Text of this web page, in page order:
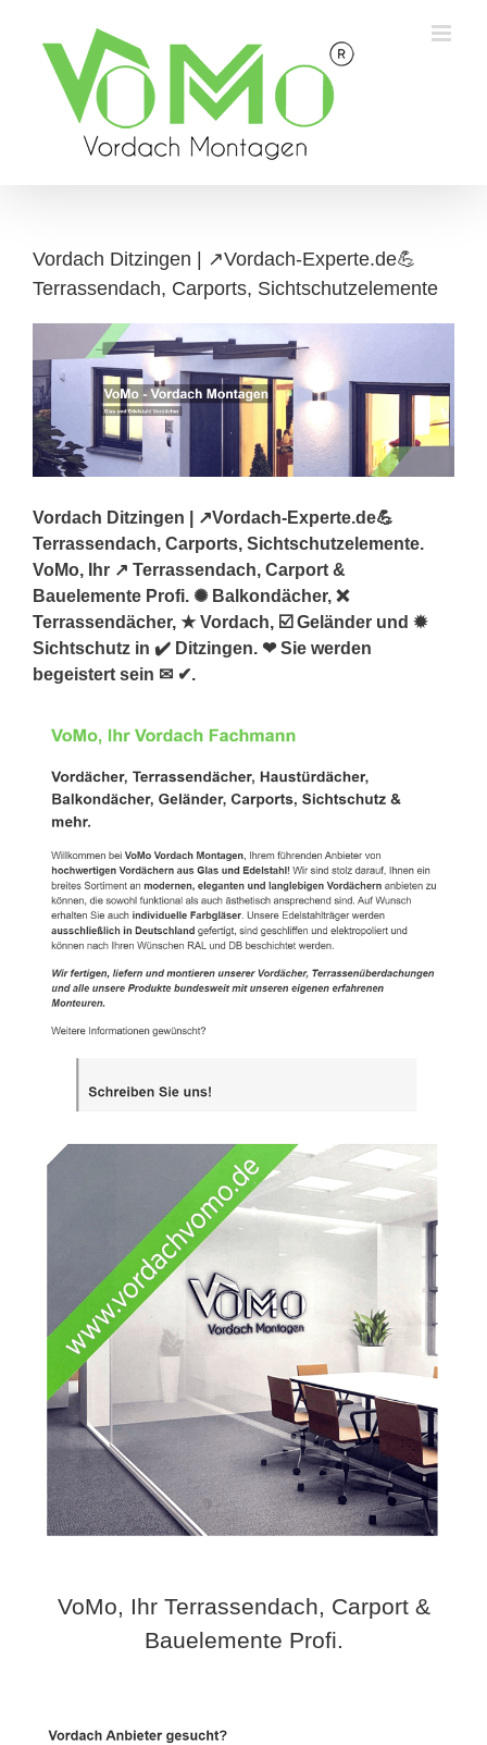
content
Vordach Ditzingen | ↗️Vordach-Experte.de💪
Terrassendach, Carports, Sichtschutzelemente
Vordach Ditzingen | ↗️Vordach-Experte.de💪
Terrassendach, Carports, Sichtschutzelemente.
VoMo, Ihr ↗️ Terrassendach, Carport &
Bauelemente Profi. ✺ Balkondächer, ❌
Terrassendächer, ★ Vordach, ☑️ Geländer und ✹
Sichtschutz in ✔️ Ditzingen. ❤ Sie werden
begeistert sein ✉ ✔.
VoMo, Ihr Terrassendach, Carport &
Bauelemente Profi.